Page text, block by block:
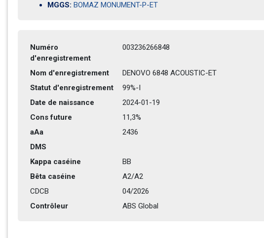
MGGS: BOMAZ MONUMENT-P-ET
Numéro
d'enregistrement
003236266848
Nom d'enregistrement
DENOVO 6848 ACOUSTIC-ET
Statut d'enregistrement
99%-I
Date de naissance
2024-01-19
Cons future
11,3%
aAa
2436
DMS
Kappa caséine
BB
Bêta caséine
A2/A2
CDCB
04/2026
Contrôleur
ABS Global